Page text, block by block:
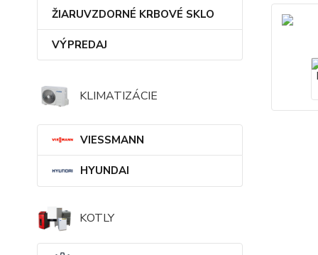
ŽIARUVZDORNÉ KRBOVÉ SKLO
VÝPREDAJ
KLIMATIZÁCIE
VIESSMANN
HYUNDAI
KOTLY